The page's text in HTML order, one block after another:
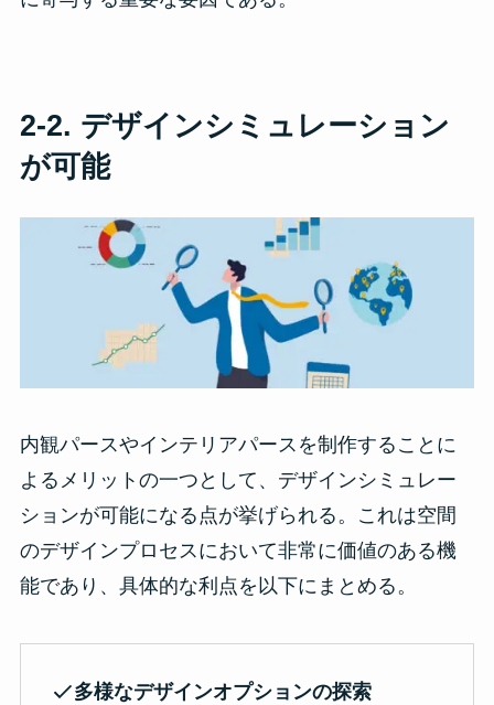
2-2. デザインシミュレーション
が可能
内観パースやインテリアパースを制作することに
よるメリットの一つとして、デザインシミュレー
ションが可能になる点が挙げられる。これは空間
のデザインプロセスにおいて非常に価値のある機
能であり、具体的な利点を以下にまとめる。
多様なデザインオプションの探索